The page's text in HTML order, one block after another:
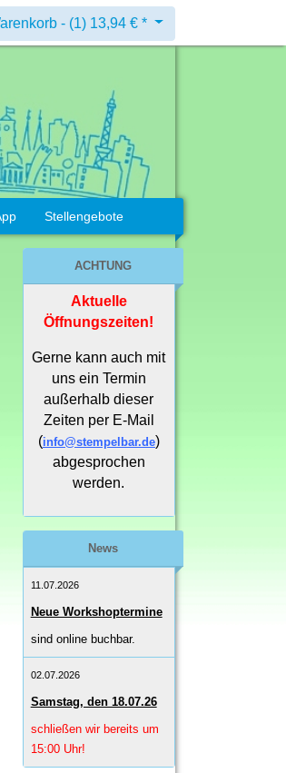
- (1) 13,94 € *
Stellengebote
ACHTUNG
Aktuelle
Öffnungszeiten!
Gerne kann auch mit
uns ein Termin
außerhalb dieser
Zeiten per E-Mail
(info@stempelbar.de)
abgesprochen
werden.
News
11.07.2026
Neue Workshoptermine
sind online buchbar.
02.07.2026
Samstag, den 18.07.26
schließen wir bereits um
15:00 Uhr!